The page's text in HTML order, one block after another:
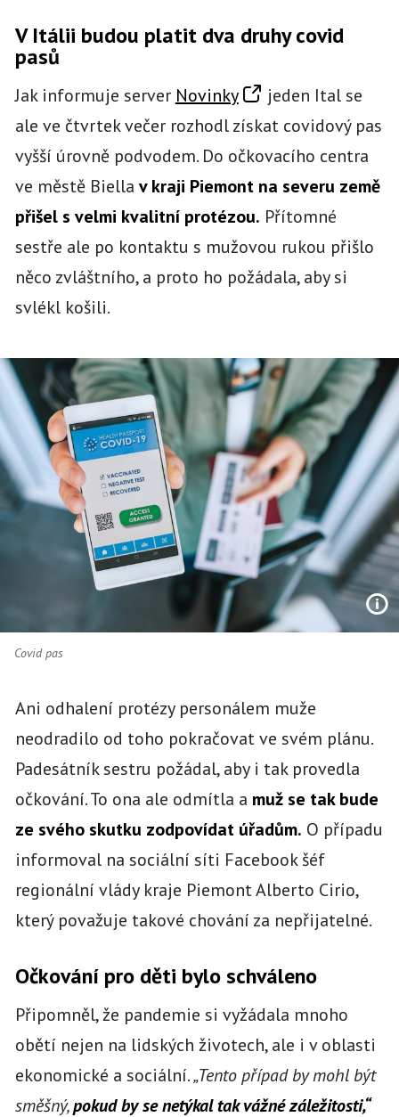
V Itálii budou platit dva druhy covid
pasů
Jak informuje server Novinky
jeden Ital se
ale ve čtvrtek večer rozhodl získat covidový pas
vyšší úrovně podvodem. Do očkovacího centra
ve městě Biella v kraji Piemont na severu země
přišel s velmi kvalitní protézou. Přítomné
sestře ale po kontaktu s mužovou rukou přišlo
něco zvláštního, a proto ho požádala, aby si
svlékl košili.
Covid pas
Ani odhalení protézy personálem muže
neodradilo od toho pokračovat ve svém plánu.
Padesátník sestru požádal, aby i tak provedla
očkování. To ona ale odmítla a muž se tak bude
ze svého skutku zodpovídat úřadům. O případu
informoval na sociální síti Facebook šéf
regionální vlády kraje Piemont Alberto Cirio,
který považuje takové chování za nepřijatelné.
Očkování pro děti bylo schváleno
Připomněl, že pandemie si vyžádala mnoho
obětí nejen na lidských životech, ale i v oblasti
ekonomické a sociální.„Tento případ by mohl být
směšný,pokud by se netýkal tak vážné záležitosti,“